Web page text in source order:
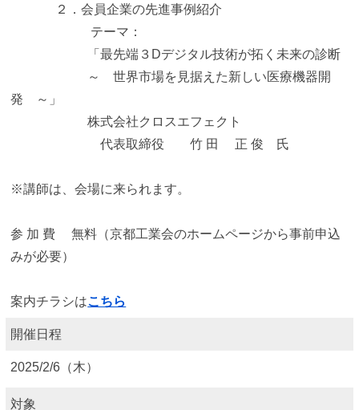
２．会員企業の先進事例紹介
テーマ：
「最先端３Dデジタル技術が拓く未来の診断
～ 世界市場を見据えた新しい医療機器開
発 ～」
株式会社クロスエフェクト
代表取締役 竹 田 正 俊 氏
※講師は、会場に来られます。
参 加 費
無料（京都工業会のホームページから事前申込
みが必要）
案内チラシはこちら
開催日程
2025/2/6（木）
対象